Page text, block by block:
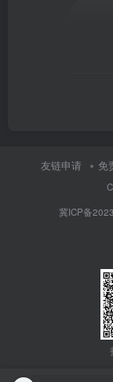
友链申请 免
冀ICP备